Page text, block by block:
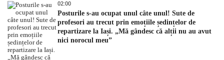
02:00
Posturile s-au ocupat unul câte unul! Sute de
profesori au trecut prin emoțiile ședințelor de
repartizare la Iași. „Mă gândesc că alții nu au avut
nici norocul meu”